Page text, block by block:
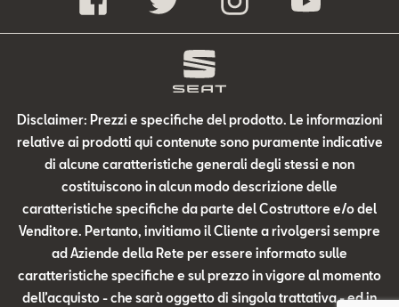
Disclaimer: Prezzi e specifiche del prodotto. Le informazioni
relative ai prodotti qui contenute sono puramente indicative
di alcune caratteristiche generali degli stessi e non
costituiscono in alcun modo descrizione delle
caratteristiche specifiche da parte del Costruttore e/o del
Venditore. Pertanto, invitiamo il Cliente a rivolgersi sempre
ad Aziende della Rete per essere informato sulle
caratteristiche specifiche e sul prezzo in vigore al momento
dell’acquisto - che sarà oggetto di singola trattativa - ed in